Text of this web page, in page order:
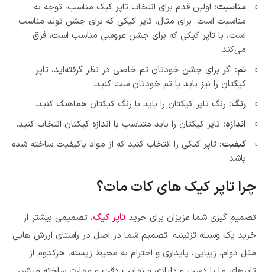
مناسبت: اولین قدم برای انتخاب تاپر کیک مناسب، توجه به
مناسبت است. برای مثال، تاپر کیکی که برای جشن تولد مناسب
است، با تاپر کیکی که برای جشن عروسی مناسب است، فرق
می‌کند.
تم: اگر برای جشن خودتان تم خاصی در نظر گرفته‌اید، تاپر
کیکتان را نیز باید با تم خودتان ست کنید.
رنگ: رنگ تاپر کیکتان را باید با رنگ کیکتان هماهنگ کنید.
اندازه: تاپر کیکتان را باید متناسب با اندازه کیکتان انتخاب کنید.
کیفیت: تاپر کیکی را انتخاب کنید که از مواد باکیفیت ساخته شده
باشد.
چرا تاپر کیک های کات مات؟
تصمیم گیری شما عزیزان برای خرید تاپر کیک، تصمیمی بیشتر از
خرید یک وسیله تزئینیه. تصمیم شما در اصل در راستای ارزش هایی
مثل دوام، زیبایی، پایداری و احترام به محیط زیسته. هرکدوم از